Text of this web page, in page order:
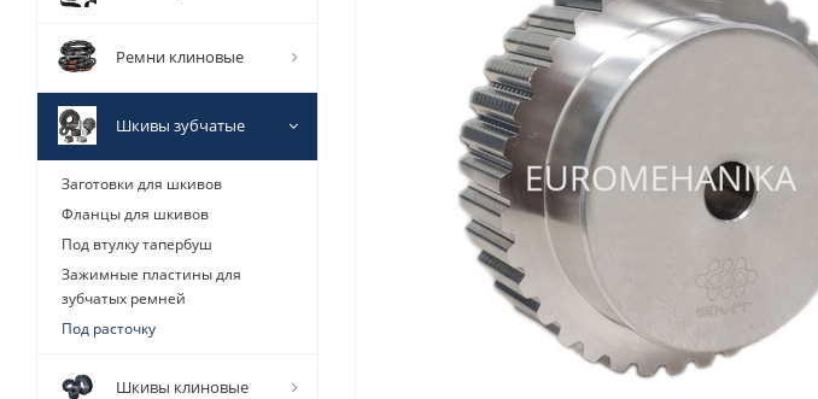
Ремни клиновые
Шкивы зубчатые
Заготовки для шкивов
Фланцы для шкивов
Под втулку тапербуш
Зажимные пластины для
зубчатых ремней
Под расточку
Шкивы клиновые